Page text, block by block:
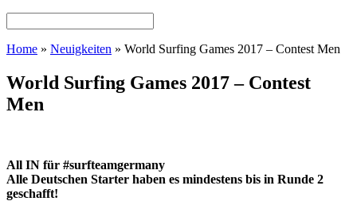
Home » Neuigkeiten » World Surfing Games 2017 – Contest Men
World Surfing Games 2017 – Contest
Men
All IN für #surfteamgermany
Alle Deutschen Starter haben es mindestens bis in Runde 2
geschafft!